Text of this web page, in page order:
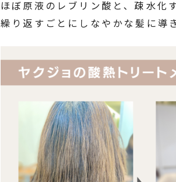
ほぼ原液のレブリン酸と、疎水化
繰り返すごとにしなやかな髪に導